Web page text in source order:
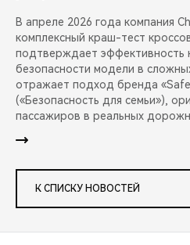
В апреле 2026 года компания
комплексный краш-тест
подтверждает эффективность
безопасности модели в
отражает подход бренда
(«Безопасность для семьи»),
пассажиров в реальных
К СПИСКУ НОВОСТЕЙ